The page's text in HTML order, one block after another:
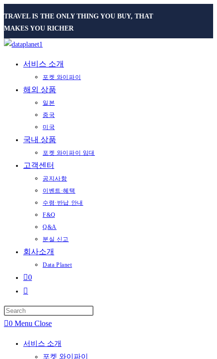
TRAVEL IS THE ONLY THING YOU BUY, THAT
MAKES YOU RICHER
서비스 소개
포켓 와이파이
해외 상품
일본
중국
미국
국내 상품
포켓 와이파이 임대
고객센터
공지사항
이벤트·혜택
수령·반납 안내
F&Q
Q&A
분실 신고
회사소개
Data Planet
0
Toggle
website
search
0 Menu Close
서비스 소개
포켓 와이파이